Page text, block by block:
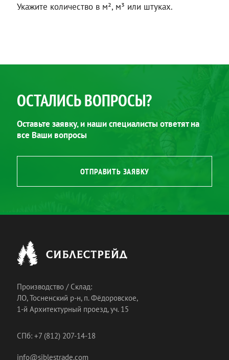
Укажите количество в м², м³ или штуках.
ОСТАЛИСЬ ВОПРОСЫ?
Оставьте заявку, и наши специалисты ответят на
все Ваши вопросы
ОТПРАВИТЬ ЗАЯВКУ
Производство / Склад:
ЛО, Тосненский р-н, п. Фёдоровское,
1-й Архитектурный проезд, уч. 15
СПб: +7 (812) 207-14-18
info@siblestrade.com